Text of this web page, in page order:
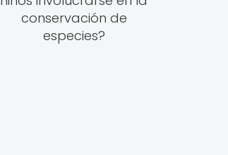
conservación de
especies?